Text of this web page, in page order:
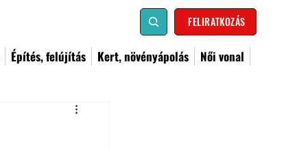
FELIRATKOZÁS
Építés, felújítás Kert, növényápolás
Női vonal